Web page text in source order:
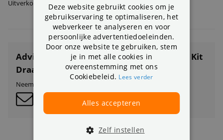
Uitverkocht
Advies nodig over IMOU NVR-G22P-0360B Kit
Draadloos Camerasysteem?
Neem contact op met onze klantenservice:
Deze website gebruikt cookies om je
gebruikservaring te optimaliseren, het
webverkeer te analyseren en voor
persoonlijke advertentiedoeleinden.
Door onze website te gebruiken, stem
je in met alle cookies in
overeenstemming met ons
Cookiebeleid. Lees verder
Alles accepteren
Zelf instellen